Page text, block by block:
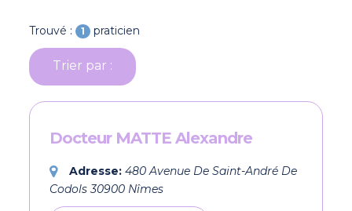
Trouvé : 1 praticien
Trier par :
Docteur MATTE Alexandre
Adresse: 480 Avenue De Saint-André De
Codols 30900 Nîmes